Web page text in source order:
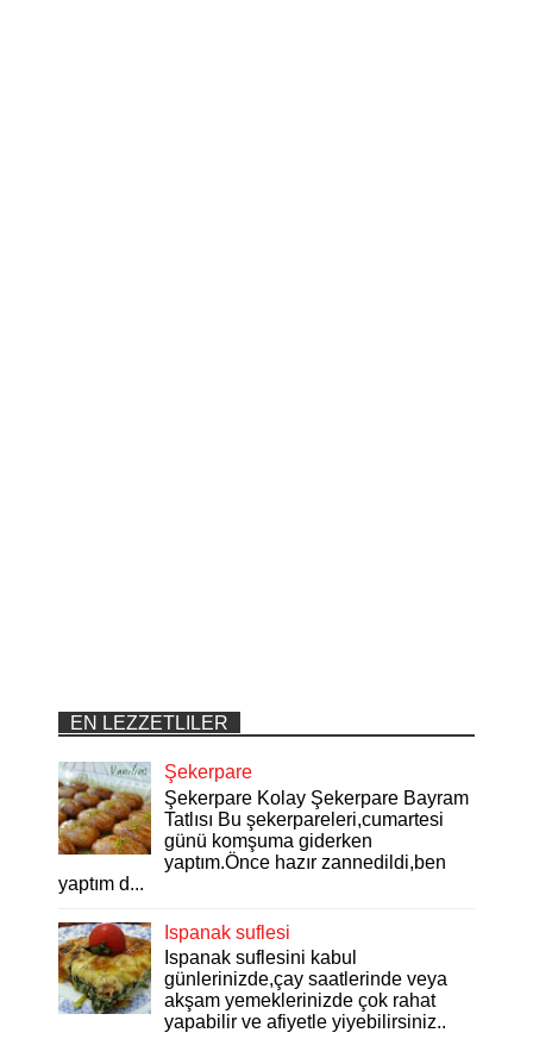
EN LEZZETLILER
Şekerpare
Şekerpare Kolay Şekerpare Bayram
Tatlısı Bu şekerpareleri,cumartesi
günü komşuma giderken
yaptım.Önce hazır zannedildi,ben
yaptım d...
Ispanak suflesi
Ispanak suflesini kabul
günlerinizde,çay saatlerinde veya
akşam yemeklerinizde çok rahat
yapabilir ve afiyetle yiyebilirsiniz..